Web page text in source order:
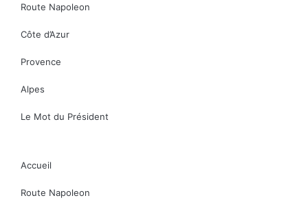
Route Napoleon
Côte d’Azur
Provence
Alpes
Le Mot du Président
Accueil
Route Napoleon